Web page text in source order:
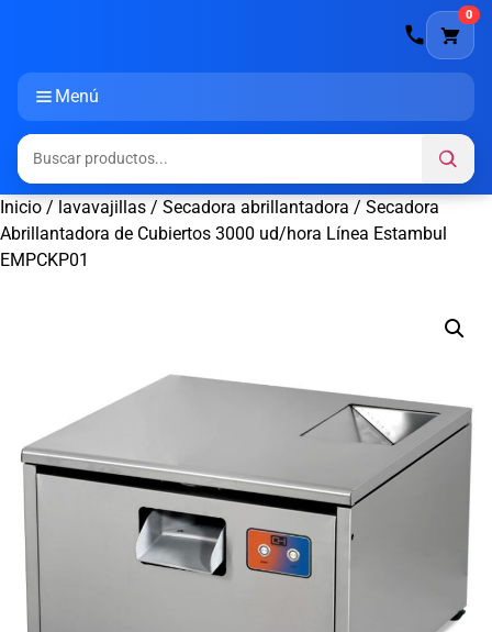
Menú
0
Inicio / lavavajillas / Secadora abrillantadora / Secadora
Abrillantadora de Cubiertos 3000 ud/hora Línea Estambul
EMPCKP01